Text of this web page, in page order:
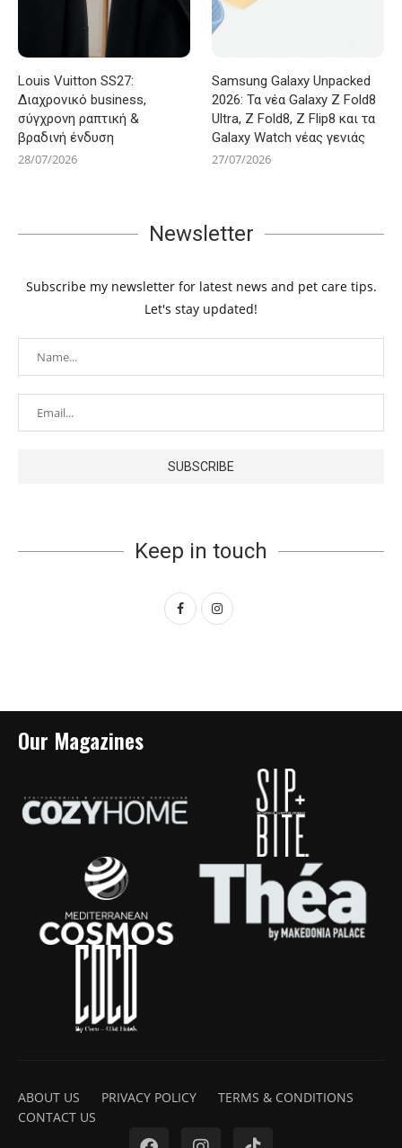
Louis Vuitton SS27:
Διαχρονικό business,
σύγχρονη ραπτική &
βραδινή ένδυση
28/07/2026
Samsung Galaxy Unpacked
2026: Τα νέα Galaxy Z Fold8
Ultra, Z Fold8, Z Flip8 και τα
Galaxy Watch νέας γενιάς
27/07/2026
Newsletter
Subscribe my newsletter for latest news and pet care tips.
Let's stay updated!
Keep in touch
Our Magazines
ABOUT US PRIVACY POLICY
TERMS & CONDITIONS
CONTACT US